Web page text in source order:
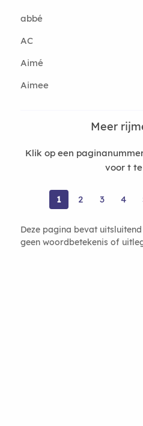
abbé
AC
Aimé
Aimee
Meer
Klik op een
voor t te
1 2 3 4
Deze pagina bevat
geen woordbetekenis of